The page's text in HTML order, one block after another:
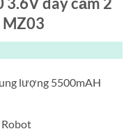
lượng 5500mAH